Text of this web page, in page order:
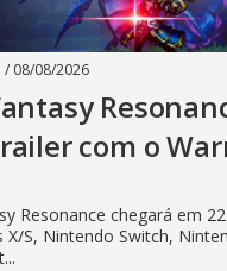
/ 08/08/2026
com o
Resonance chegará em
X/S, Nintendo Switch,